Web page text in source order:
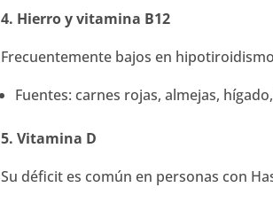
4. Hierro y vitamina B12
Frecuentemente bajos en
Fuentes: carnes rojas, almejas,
5. Vitamina D
Su déficit es común en personas con